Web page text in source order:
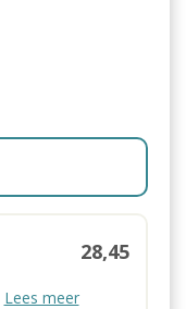
28,45
Lees meer